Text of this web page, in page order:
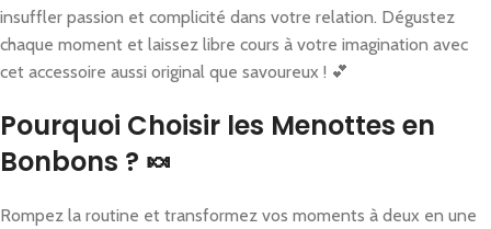
insuffler passion et complicité dans votre relation. Dégustez
chaque moment et laissez libre cours à votre imagination avec
cet accessoire aussi original que savoureux ! 💕
Pourquoi Choisir les Menottes en
Bonbons ? 🍬
Rompez la routine et transformez vos moments à deux en une